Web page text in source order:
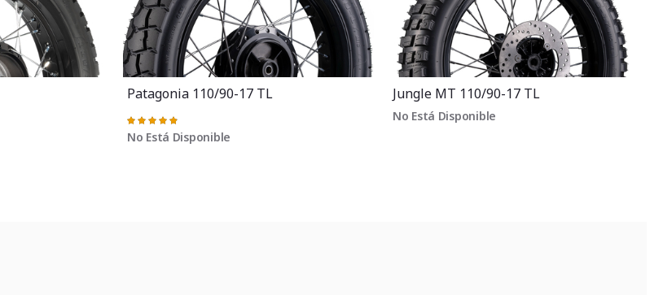
Patagonia 110/90-17 TL
Valoración:
98%
No Está Disponible
Jungle MT 110/90-17 TL
No Está Disponible